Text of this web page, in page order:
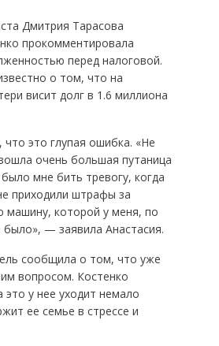
Дмитрия Тарасова
прокомментировала
перед налоговой.
о том, что на
висит долг в 1.6 миллиона
что это глупая ошибка. «Не
очень большая путаница
мне бить тревогу, когда
приходили штрафы за
машину, которой у меня, по
было», — заявила Анастасия.
сообщила о том, что уже
вопросом. Костенко
у нее уходит немало
ее семье в стрессе и